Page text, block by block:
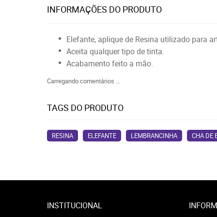
INFORMAÇÕES DO PRODUTO
Elefante, aplique de Resina utilizado para
Aceita qualquer tipo de tinta.
Acabamento feito a mão.
Carregando comentários ...
TAGS DO PRODUTO
RESINA ELEFANTE LEMBRANCINHA CHA DE
INSTITUCIONAL